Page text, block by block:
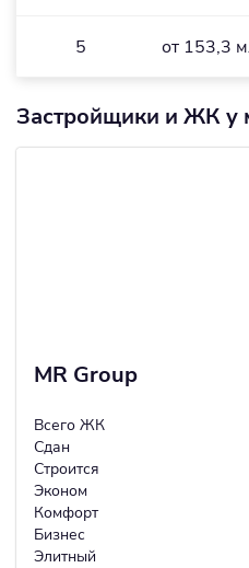
5 от 153,3
Застройщики и ЖК у
MR Group
Всего ЖК
Сдан
Строится
Эконом
Комфорт
Бизнес
Элитный